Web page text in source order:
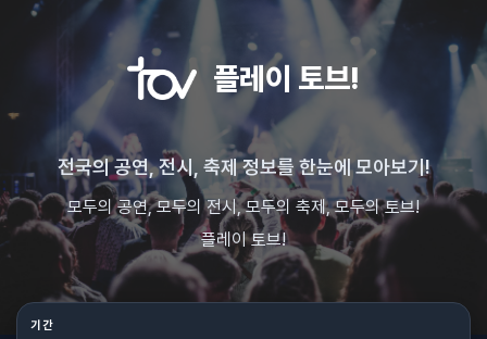
플레이 토브!
전국의 공연, 전시, 축제 정보를 한눈에 모아보기!
모두의 공연, 모두의 전시, 모두의 축제, 모두의 토브!
플레이 토브!
기간